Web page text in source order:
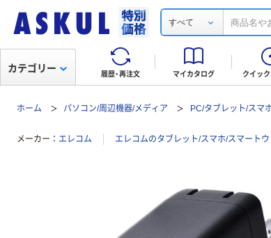
すべて
履歴・再注文 マイカタログ クイッ
カテゴリー
ホーム パソコン/周辺機器/メディア PC/タブレット/スマ
メーカー エレコム エレコムのタブレット/スマホ/スマート